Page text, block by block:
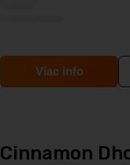
Viac info
Cinnamon